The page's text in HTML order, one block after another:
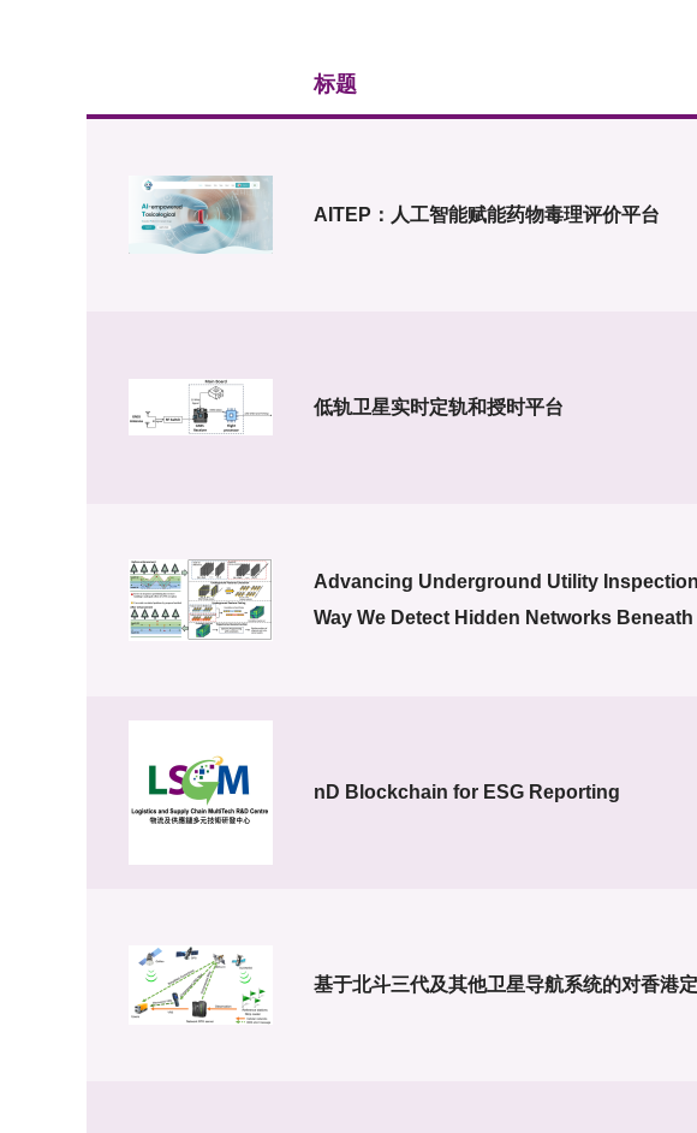
标题
AITEP：人工智能赋能药物毒理评价平台
低轨卫星实时定轨和授时平台
Advancing Underground Utility
Way We Detect Hidden Networks Beneath
nD Blockchain for ESG Reporting
基于北斗三代及其他卫星导航系统的对香港